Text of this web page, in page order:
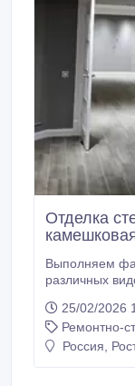
Отделка
Выполняем
различных
Отделка стен
Отделка стен
Отделка стен
25/02/2026
Ремонтно-
Россия,